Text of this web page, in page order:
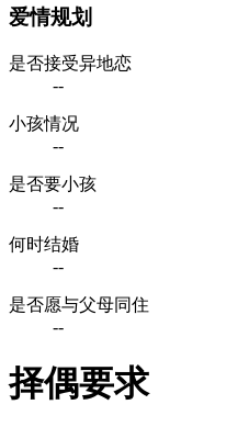
爱情规划
是否接受异地恋
--
小孩情况
--
是否要小孩
--
何时结婚
--
是否愿与父母同住
--
择偶要求